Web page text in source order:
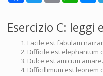
Esercizio C:
Facile est fabulam
Difficile est elephantum
Dulce est amicum amare.
Difficillimum est leonem